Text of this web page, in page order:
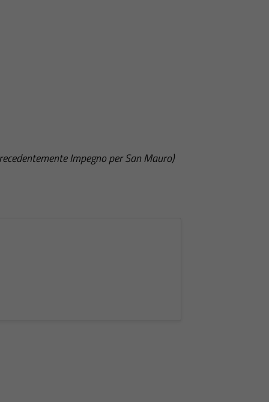
Impegno per San Mauro)